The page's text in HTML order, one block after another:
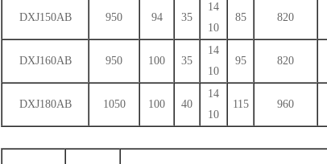
DXJ150AB 950 94 35
14
10
85 820
DXJ160AB 950 100 35
14
10
95 820
DXJ180AB 1050 100 40
14
10
115 960